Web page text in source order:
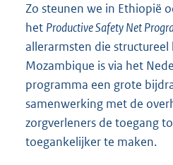
Zo steunen we in Ethiopië
het Productive Safety Net
allerarmsten die
Mozambique is via het
programma een grote
samenwerking met de
zorgverleners de toegang
toegankelijker te maken.